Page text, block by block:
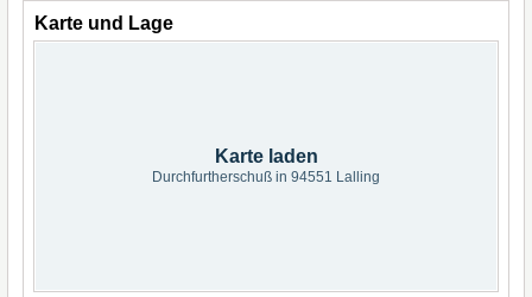
Karte und Lage
Karte laden
Durchfurtherschuß in 94551 Lalling